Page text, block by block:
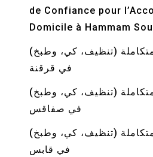
de Confiance pour
Domicile à Hammam
(تنظيف، كي، وطبخ)
في قرقنة
(تنظيف، كي، وطبخ)
في صفاقس
(تنظيف، كي، وطبخ)
في قابس